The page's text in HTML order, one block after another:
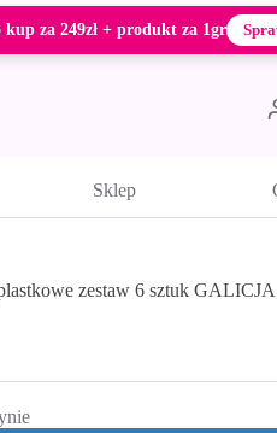
kup za 249zł + produkt za 1gr
Sklep
zestaw 6 sztuk GALICJA